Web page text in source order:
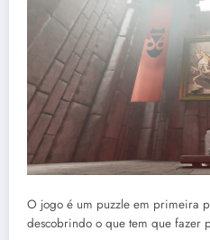
O jogo é um puzzle em primeira
descobrindo o que tem que fazer